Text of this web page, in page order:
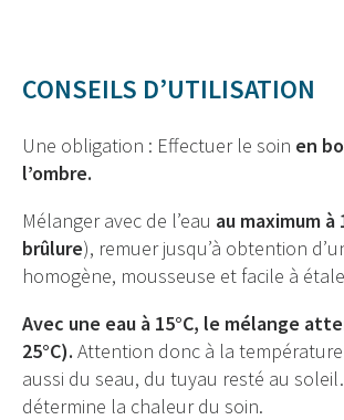
CONSEILS D’UTILISATION
Une obligation : Effectuer le soin en
l’ombre.
Mélanger avec de l’eau au maximum à
brûlure), remuer jusqu’à obtention
homogène, mousseuse et facile à
Avec une eau à 15°C, le mélange
25°C). Attention donc à la température
aussi du seau, du tuyau resté au
détermine la chaleur du soin.